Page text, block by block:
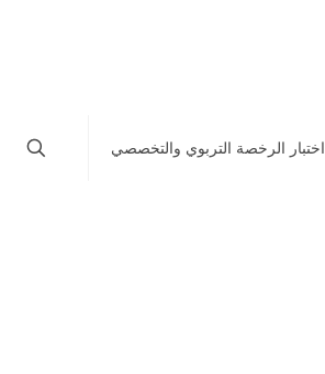
اختبار الرخصة التربوي والتخصصي